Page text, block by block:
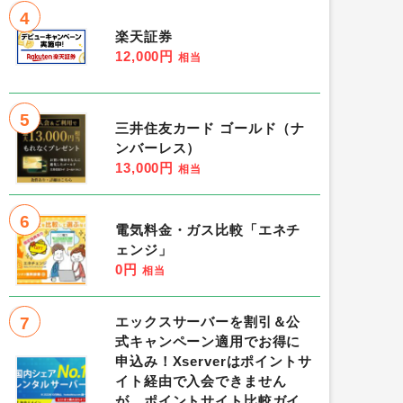
4
楽天証券
12,000円 相当
5
三井住友カード ゴールド（ナ
ンバーレス）
13,000円 相当
6
電気料金・ガス比較「エネチ
ェンジ」
0円 相当
7
エックスサーバーを割引＆公
式キャンペーン適用でお得に
申込み！Xserverはポイントサ
イト経由で入会できません